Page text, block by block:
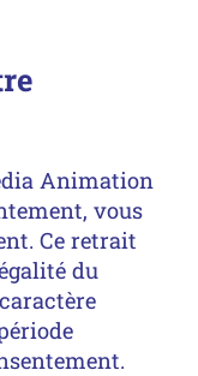
Animation
vous
Ce retrait
du